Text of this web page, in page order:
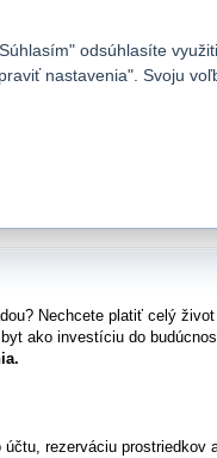
Nechcete platiť celý
ako investíciu do
rezerváciu prostriedkov
odsúhlasíte
nastavenia". Svoju